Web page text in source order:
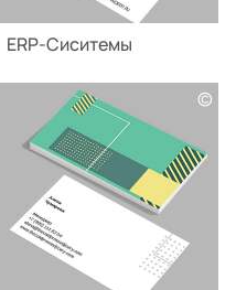
ERP-Сиситемы
©